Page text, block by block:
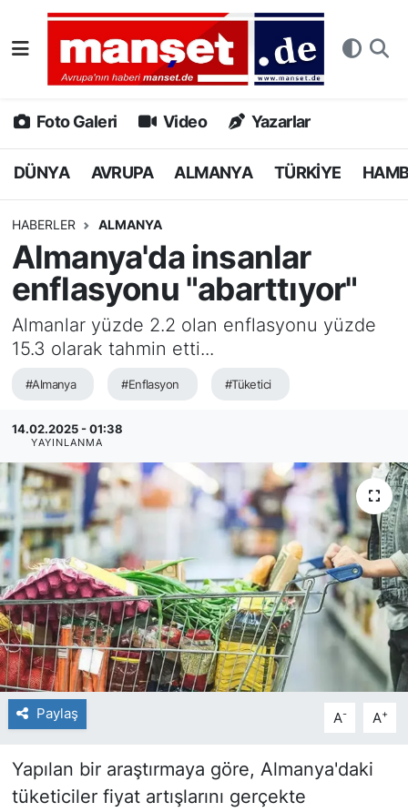
Foto Galeri Video Yazarlar
DÜNYA AVRUPA ALMANYA TÜRKİYE
HABERLER ALMANYA
Almanya'da insanlar
enflasyonu "abarttıyor"
Almanlar yüzde 2.2 olan enflasyonu yüzde
15.3 olarak tahmin etti...
#Almanya #Enflasyon #Tüketici
14.02.2025 - 01:38
YAYINLANMA
Paylaş A- A+
Yapılan bir araştırmaya göre, Almanya'daki
tüketiciler fiyat artışlarını gerçekte
DÜNYA
AVRUPA
ALMANYA
HAMBURG
SPOR
DEUTSCH
EKONOMİ
SİYASET
SAĞLIK
Nöbetçi Eczaneler
Hava Durumu
Namaz Vakitleri
Puan Durumu ve Fikstür
Tüm Manşetler
Son Dakika Haberleri
Haber Arşivi